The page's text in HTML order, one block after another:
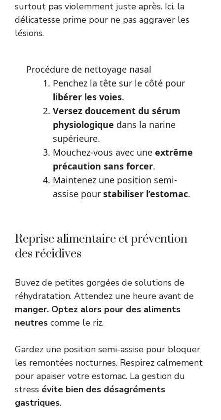
surtout pas violemment juste après. Ici, la
délicatesse prime pour ne pas aggraver les
lésions.
Procédure de nettoyage nasal
Penchez la tête sur le côté pour
libérer les voies.
Versez doucement du sérum
physiologique dans la narine
supérieure.
Mouchez-vous avec une extrême
précaution sans forcer.
Maintenez une position semi-
assise pour stabiliser l’estomac.
Reprise alimentaire et prévention
des récidives
Buvez de petites gorgées de solutions de
réhydratation. Attendez une heure avant de
manger. Optez alors pour des aliments
neutres comme le riz.
Gardez une position semi-assise pour bloquer
les remontées nocturnes. Respirez calmement
pour apaiser votre estomac. La gestion du
stress évite bien des désagréments
gastriques.